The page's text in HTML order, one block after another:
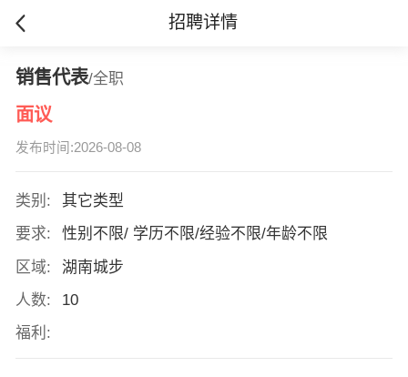
招聘详情
销售代表/全职
面议
发布时间:2026-08-08
类别:
其它类型
要求:
性别不限/ 学历不限/经验不限/年龄不限
区域:
湖南城步
人数:
10
福利: